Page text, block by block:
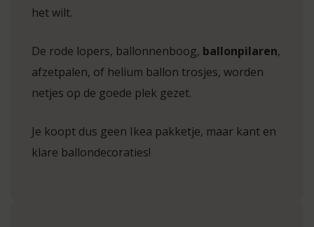
het wilt.
De rode lopers, ballonnenboog, ballonpilaren,
afzetpalen, of helium ballon trosjes, worden
netjes op de goede plek gezet.
Je koopt dus geen Ikea pakketje, maar kant en
klare ballondecoraties!